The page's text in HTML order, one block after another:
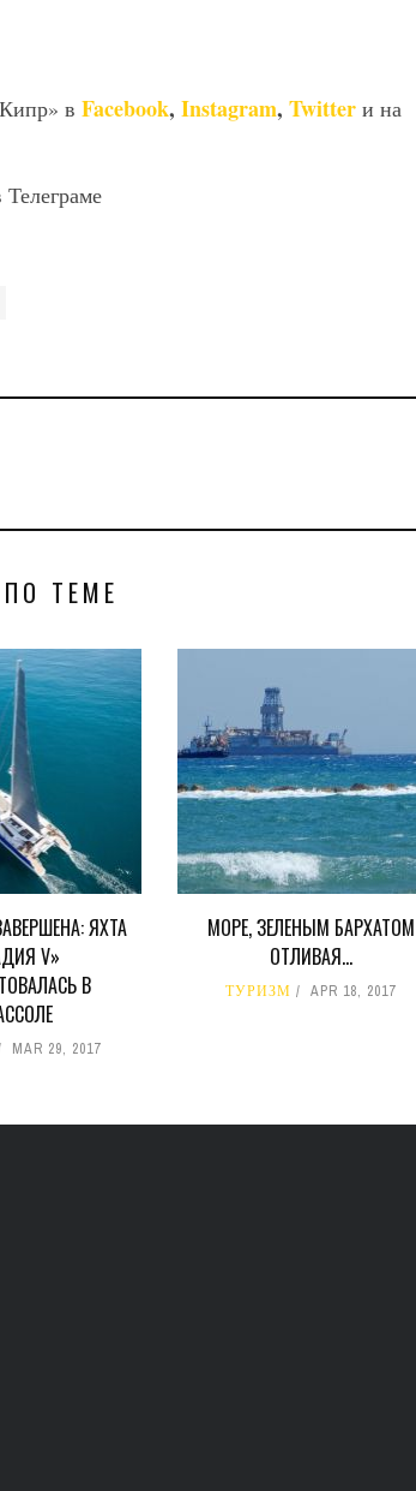
в Facebook, Instagram, Twitter и на
Телеграме
ТЕМЕ
ЯХТА
V»
В
MAR 29, 2017
МОРЕ, ЗЕЛЕНЫМ БАРХАТОМ
ОТЛИВАЯ…
ТУРИЗМ APR 18, 2017